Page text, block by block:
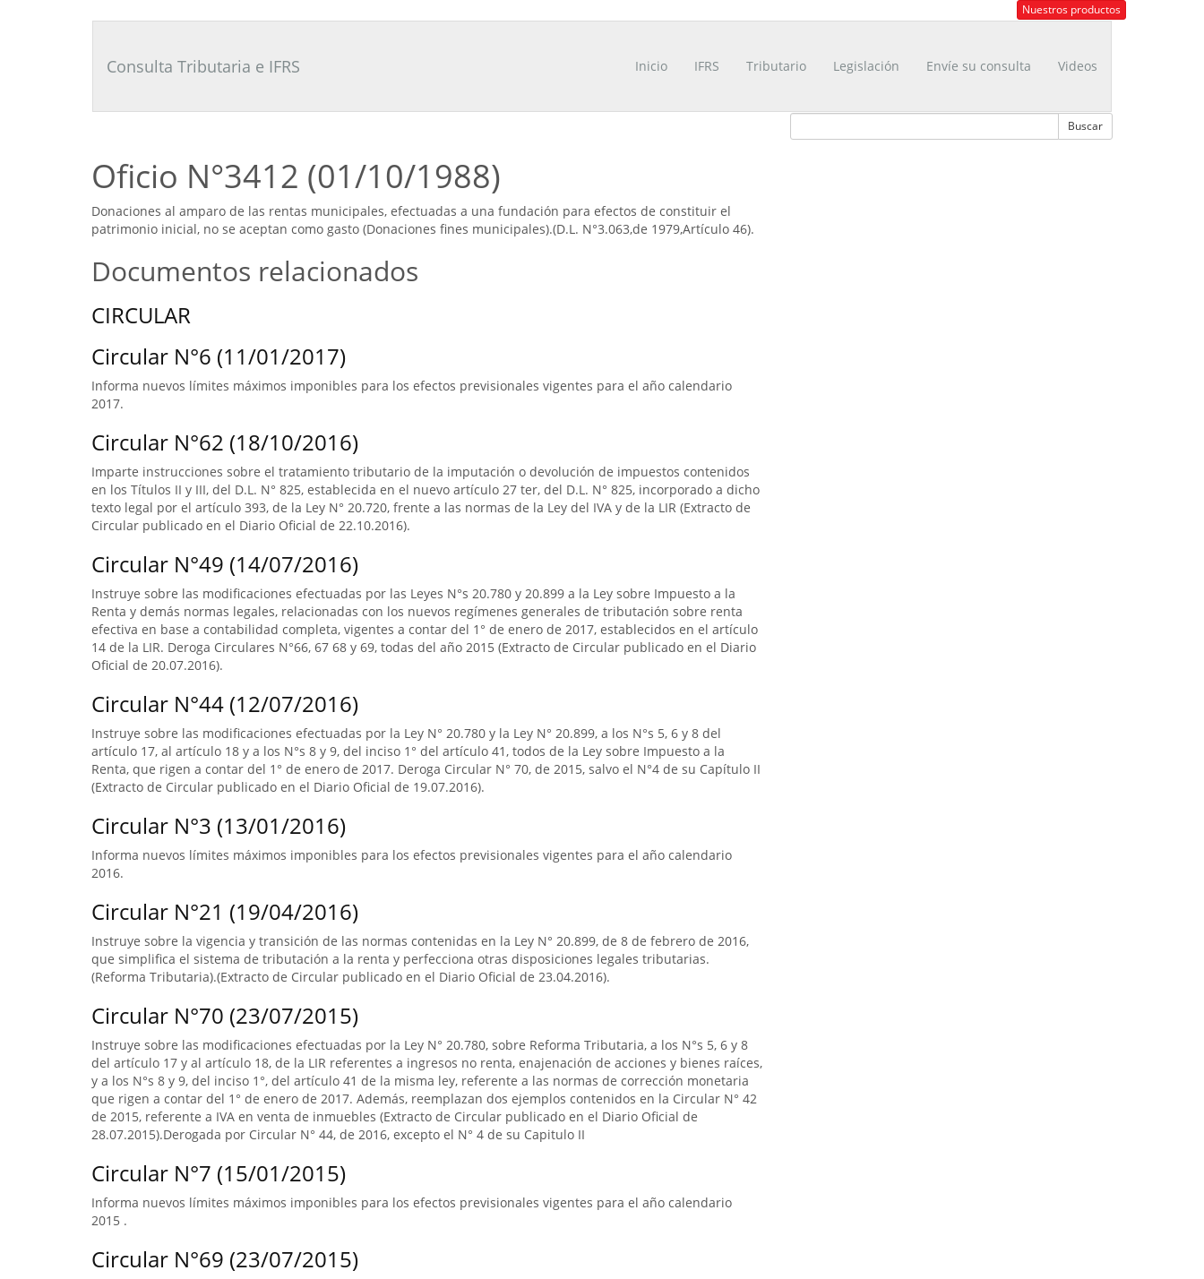
Tributario
Nuestros productos
Consulta Tributaria e IFRS Inicio IFRS Tributario Legislación Envíe su consulta Videos
Oficio N°3412 (01/10/1988)
Donaciones al amparo de las rentas municipales, efectuadas a una fundación para efectos de constituir el
patrimonio inicial, no se aceptan como gasto (Donaciones fines municipales).(D.L. N°3.063,de 1979,Artículo 46).
Documentos relacionados
CIRCULAR
Circular N°6 (11/01/2017)
Informa nuevos límites máximos imponibles para los efectos previsionales vigentes para el año calendario
2017.
Circular N°62 (18/10/2016)
Imparte instrucciones sobre el tratamiento tributario de la imputación o devolución de impuestos contenidos
en los Títulos II y III, del D.L. N° 825, establecida en el nuevo artículo 27 ter, del D.L. N° 825, incorporado a dicho
texto legal por el artículo 393, de la Ley N° 20.720, frente a las normas de la Ley del IVA y de la LIR (Extracto de
Circular publicado en el Diario Oficial de 22.10.2016).
Circular N°49 (14/07/2016)
Instruye sobre las modificaciones efectuadas por las Leyes N°s 20.780 y 20.899 a la Ley sobre Impuesto a la
Renta y demás normas legales, relacionadas con los nuevos regímenes generales de tributación sobre renta
efectiva en base a contabilidad completa, vigentes a contar del 1° de enero de 2017, establecidos en el artículo
14 de la LIR. Deroga Circulares N°66, 67 68 y 69, todas del año 2015 (Extracto de Circular publicado en el Diario
Oficial de 20.07.2016).
Circular N°44 (12/07/2016)
Instruye sobre las modificaciones efectuadas por la Ley N° 20.780 y la Ley N° 20.899, a los N°s 5, 6 y 8 del
artículo 17, al artículo 18 y a los N°s 8 y 9, del inciso 1° del artículo 41, todos de la Ley sobre Impuesto a la
Renta, que rigen a contar del 1° de enero de 2017. Deroga Circular N° 70, de 2015, salvo el N°4 de su Capítulo II
(Extracto de Circular publicado en el Diario Oficial de 19.07.2016).
Circular N°3 (13/01/2016)
Informa nuevos límites máximos imponibles para los efectos previsionales vigentes para el año calendario
2016.
Circular N°21 (19/04/2016)
Instruye sobre la vigencia y transición de las normas contenidas en la Ley N° 20.899, de 8 de febrero de 2016,
que simplifica el sistema de tributación a la renta y perfecciona otras disposiciones legales tributarias.
(Reforma Tributaria).(Extracto de Circular publicado en el Diario Oficial de 23.04.2016).
Circular N°70 (23/07/2015)
Instruye sobre las modificaciones efectuadas por la Ley N° 20.780, sobre Reforma Tributaria, a los N°s 5, 6 y 8
del artículo 17 y al artículo 18, de la LIR referentes a ingresos no renta, enajenación de acciones y bienes raíces,
y a los N°s 8 y 9, del inciso 1°, del artículo 41 de la misma ley, referente a las normas de corrección monetaria
que rigen a contar del 1° de enero de 2017. Además, reemplazan dos ejemplos contenidos en la Circular N° 42
de 2015, referente a IVA en venta de inmuebles (Extracto de Circular publicado en el Diario Oficial de
28.07.2015).Derogada por Circular N° 44, de 2016, excepto el N° 4 de su Capitulo II
Circular N°7 (15/01/2015)
Informa nuevos límites máximos imponibles para los efectos previsionales vigentes para el año calendario
2015 .
Circular N°69 (23/07/2015)